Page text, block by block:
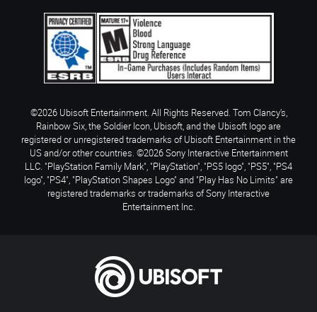
©2026 Ubisoft Entertainment. All Rights Reserved. Tom Clancy’s,
Rainbow Six, the Soldier Icon, Ubisoft, and the Ubisoft logo are
registered or unregistered trademarks of Ubisoft Entertainment in the
US and/or other countries. ©2026 Sony Interactive Entertainment
LLC. "PlayStation Family Mark", "PlayStation", "PS5 logo", "PS5", "PS4
logo", "PS4", "PlayStation Shapes Logo" and "Play Has No Limits" are
registered trademarks or trademarks of Sony Interactive
Entertainment Inc.